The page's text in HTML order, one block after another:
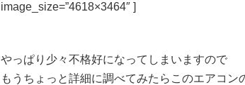
image_size=”4618×3464″ ]
やっぱり少々不格好になってしまいますので
もうちょっと詳細に調べてみたらこのエアコ